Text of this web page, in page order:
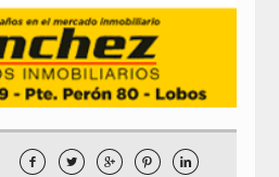
    